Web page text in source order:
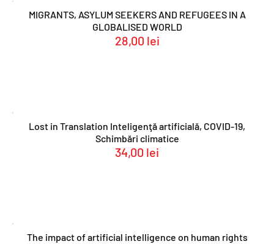
MIGRANTS, ASYLUM SEEKERS AND REFUGEES IN A
GLOBALISED WORLD
28,00 lei
Lost in Translation Inteligenţă artificială, COVID-19,
Schimbări climatice
34,00 lei
The impact of artificial intelligence on human rights